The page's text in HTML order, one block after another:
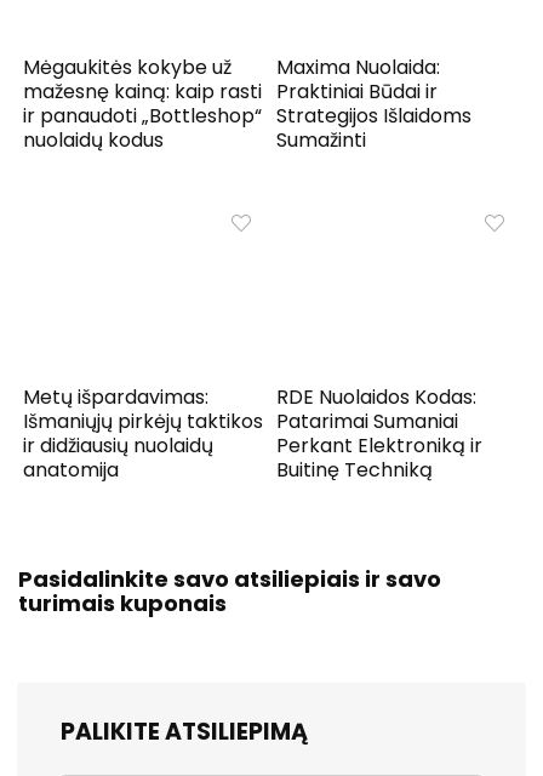
Mėgaukitės kokybe už
mažesnę kainą: kaip rasti
ir panaudoti „Bottleshop“
nuolaidų kodus
Maxima Nuolaida:
Praktiniai Būdai ir
Strategijos Išlaidoms
Sumažinti
Metų išpardavimas:
Išmaniųjų pirkėjų taktikos
ir didžiausių nuolaidų
anatomija
RDE Nuolaidos Kodas:
Patarimai Sumaniai
Perkant Elektroniką ir
Buitinę Techniką
Pasidalinkite savo atsiliepiais ir savo
turimais kuponais
PALIKITE ATSILIEPIMĄ